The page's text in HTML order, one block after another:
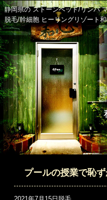
静岡県の ストーンベッド/リンパ
脱毛/幹細胞 ヒーリングリゾート
プールの授業で恥ず
投
カ